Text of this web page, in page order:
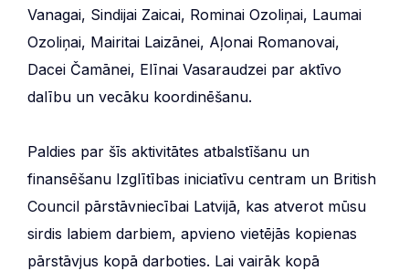
Vanagai, Sindijai Zaicai, Rominai Ozoliņai, Laumai
Ozoliņai, Mairitai Laizānei, Aļonai Romanovai,
Dacei Čamānei, Elīnai Vasaraudzei par aktīvo
dalību un vecāku koordinēšanu.
Paldies par šīs aktivitātes atbalstīšanu un
finansēšanu Izglītības iniciatīvu centram un British
Council pārstāvniecībai Latvijā, kas atverot mūsu
sirdis labiem darbiem, apvieno vietējās kopienas
pārstāvjus kopā darboties. Lai vairāk kopā